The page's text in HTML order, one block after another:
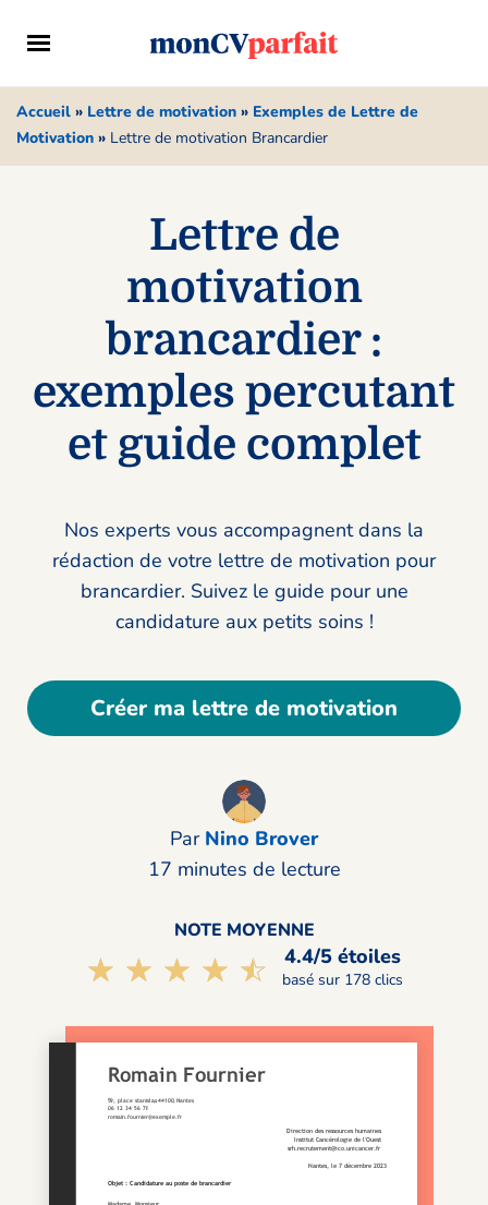
Accueil » Lettre de motivation » Exemples de Lettre de
Motivation » Lettre de motivation Brancardier
Lettre de
motivation
brancardier :
exemples percutant
et guide complet
Nos experts vous accompagnent dans la
rédaction de votre lettre de motivation pour
brancardier. Suivez le guide pour une
candidature aux petits soins !
Créer ma lettre de motivation
Par Nino Brover
17 minutes de lecture
NOTE MOYENNE
☆☆☆☆☆
★★★★★ 4.4/5 étoiles
basé sur 178 clics